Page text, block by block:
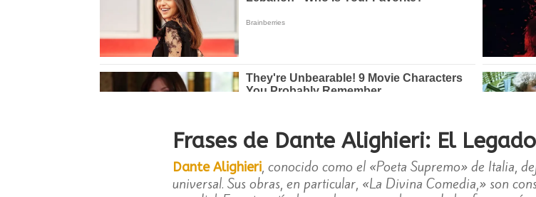
Frases de Dante Alighieri: El
Dante Alighieri, conocido como el «Poeta Supremo» de Italia,
universal. Sus obras, en particular, «La Divina Comedia,» son